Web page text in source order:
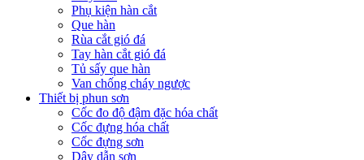
Phụ kiện hàn cắt
Que hàn
Rùa cắt gió đá
Tay hàn cắt gió đá
Tủ sấy que hàn
Van chống cháy ngược
Thiết bị phun sơn
Cốc đo độ đậm đặc hóa chất
Cốc đựng hóa chất
Cốc đựng sơn
Dây dẫn sơn